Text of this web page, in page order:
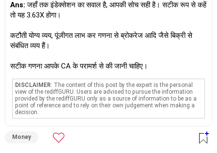
Ans: जहाँ तक इंडेक्सेशन का सवाल है, आपकी सोच सही है। सटीक रूप से कहें
तो यह 3.63X होगा।
कटौती योग्य व्यय, पूंजीगत लाभ कर गणना से ब्रोकरेज आदि जैसे बिक्री से
संबंधित व्यय हैं।
सटीक गणना आपके CA के परामर्श से की जानी चाहिए।
DISCLAIMER: The content of this post by the expert is the personal
view of the rediffGURU. Users are advised to pursue the information
provided by the rediffGURU only as a source of information to be as a
point of reference and to rely on their own judgement when making a
decision.
Money